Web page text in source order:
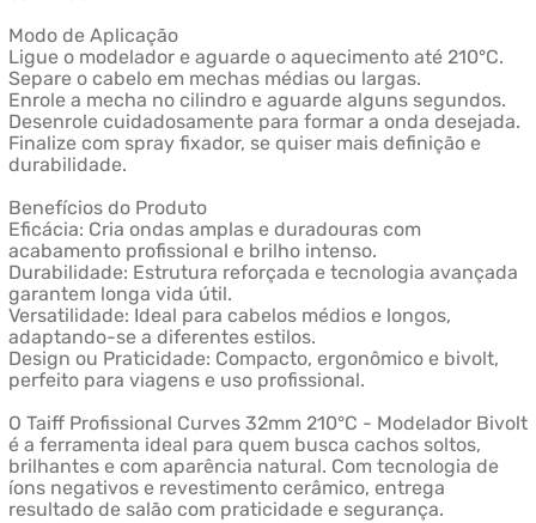
Modo de Aplicação
Ligue o modelador e aguarde o aquecimento até 210°C.
Separe o cabelo em mechas médias ou largas.
Enrole a mecha no cilindro e aguarde alguns segundos.
Desenrole cuidadosamente para formar a onda desejada.
Finalize com spray fixador, se quiser mais definição e
durabilidade.
Benefícios do Produto
Eficácia: Cria ondas amplas e duradouras com
acabamento profissional e brilho intenso.
Durabilidade: Estrutura reforçada e tecnologia avançada
garantem longa vida útil.
Versatilidade: Ideal para cabelos médios e longos,
adaptando-se a diferentes estilos.
Design ou Praticidade: Compacto, ergonômico e bivolt,
perfeito para viagens e uso profissional.
O Taiff Profissional Curves 32mm 210°C - Modelador Bivolt
é a ferramenta ideal para quem busca cachos soltos,
brilhantes e com aparência natural. Com tecnologia de
íons negativos e revestimento cerâmico, entrega
resultado de salão com praticidade e segurança.